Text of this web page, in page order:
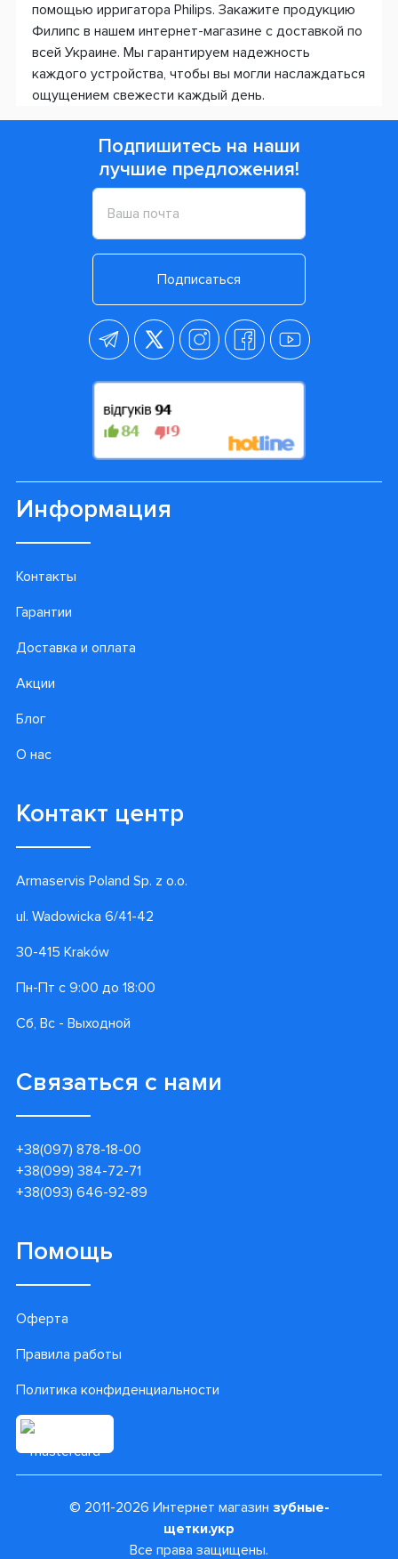
помощью ирригатора Philips. Закажите продукцию
Филипс в нашем интернет-магазине с доставкой по
всей Украине. Мы гарантируем надежность
каждого устройства, чтобы вы могли наслаждаться
ощущением свежести каждый день.
Подпишитесь на наши
лучшие предложения!
Подписаться
Информация
Контакты
Гарантии
Доставка и оплата
Акции
Блог
О нас
Контакт центр
Armaservis Poland Sp. z o.o.
ul. Wadowicka 6/41-42
30-415 Kraków
Пн-Пт с 9:00 до 18:00
Сб, Вс - Выходной
Связаться с нами
+38(097) 878-18-00
+38(099) 384-72-71
+38(093) 646-92-89
Помощь
Оферта
Правила работы
Политика конфиденциальности
© 2011-2026 Интернет магазин зубные-
щетки.укр
Все права защищены.